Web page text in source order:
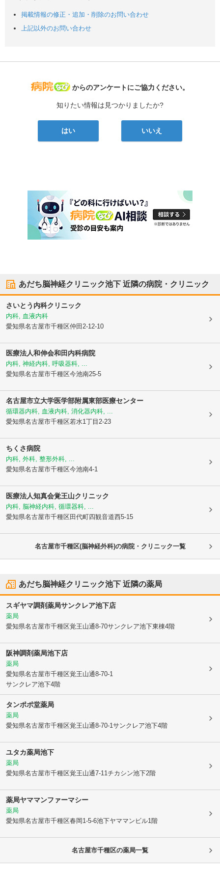
掲載情報の修正・追加・削除のお問い合わせ
上記以外のお問い合わせ
病院なび
からのアンケートにご協力ください。
知りたい情報は見つかりましたか?
はい いいえ
あだち脳神経クリニック池下 近隣の病院・クリニック
さいとう内科クリニック
内科, 血液内科
愛知県名古屋市千種区仲田2-12-10
医療法人和伸会和田内科病院
内科, 神経内科, 呼吸器科, ...
愛知県名古屋市千種区今池南25-5
名古屋市立大学医学部附属東部医療センター
循環器内科, 血液内科, 消化器内科, ...
愛知県名古屋市千種区若水1丁目2-23
ちくさ病院
内科, 外科, 整形外科, ...
愛知県名古屋市千種区今池南4-1
医療法人知真会覚王山クリニック
内科, 脳神経内科, 循環器科, ...
愛知県名古屋市千種区 田代町四観音道西5-15
名古屋市千種区(脳神経外科)の病院・クリニック一覧
あだち脳神経クリニック池下 近隣の薬局
スギヤマ調剤薬局サンクレア池下店
薬局
愛知県名古屋市千種区覚王山通8-70サンクレア池下東棟4階
阪神調剤薬局池下店
薬局
愛知県名古屋市千種区覚王山通8-70-1
サンクレア池下4階
タンポポ堂薬局
薬局
愛知県名古屋市千種区覚王山通8-70-1サンクレア池下4階
ユタカ薬局池下
薬局
愛知県名古屋市千種区覚王山通7-11チカシン池下2階
薬局ヤママンファーマシー
薬局
愛知県名古屋市千種区春岡1-5-6池下ヤママンビル1階
名古屋市千種区の薬局一覧